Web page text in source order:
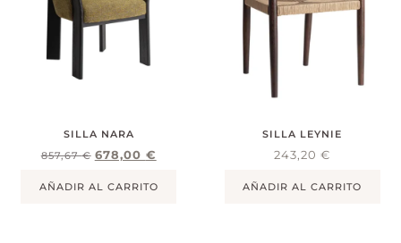
SILLA NARA
857,67€ 678,00 €
AÑADIR AL CARRITO
SILLA LEYNIE
243,20€
AÑADIR AL CARRITO